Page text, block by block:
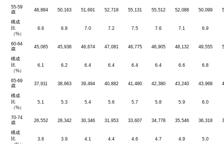
55-59
歳
48,884 50,163 51,691 52,718 55,131 55,512 52,088 50,099
構成
比
（%）
6.6 6.8 7.0 7.2 7.5 7.6 7.1 6.9
60-64
歳
45,065 45,938 46,674 47,081 46,775 46,905 48,132 49,555
構成
比
（%）
6.1 6.2 6.4 6.4 6.4 6.4 6.6 6.8
65-69
歳
37,911 38,663 39,494 40,882 41,480 42,380 43,240 43,968
構成
比
（%）
5.1 5.3 5.4 5.6 5.7 5.8 5.9 6.0
70-74
歳
26,552 28,342 30,346 31,953 33,607 34,778 35,546 36,318
構成
比
3.6 3.9 4.1 4.4 4.6 4.7 4.9 5.0